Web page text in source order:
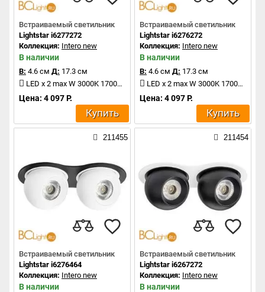
Встраиваемый светильник
Lightstar i6277272
Коллекция: Intero new
В наличии
В: 4.6 см Д: 17.3 см
LED x 2 max W 3000K 1700Lm
Цена: 4 097 Р.
Купить
Встраиваемый светильник
Lightstar i6276272
Коллекция: Intero new
В наличии
В: 4.6 см Д: 17.3 см
LED x 2 max W 3000K 1700Lm
Цена: 4 097 Р.
Купить
211455
Встраиваемый светильник
Lightstar i6276464
Коллекция: Intero new
В наличии
211454
Встраиваемый светильник
Lightstar i6267272
Коллекция: Intero new
В наличии